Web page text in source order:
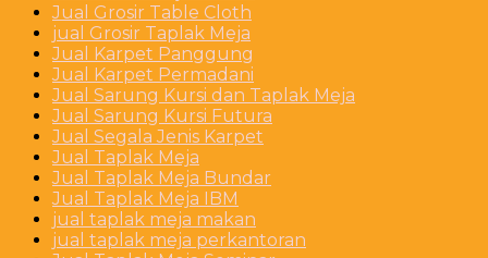
Jual Grosir Table Cloth
jual Grosir Taplak Meja
Jual Karpet Panggung
Jual Karpet Permadani
Jual Sarung Kursi dan Taplak Meja
Jual Sarung Kursi Futura
Jual Segala Jenis Karpet
Jual Taplak Meja
Jual Taplak Meja Bundar
Jual Taplak Meja IBM
jual taplak meja makan
jual taplak meja perkantoran